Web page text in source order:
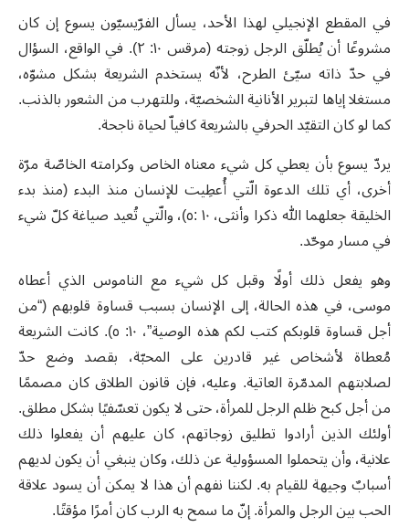
في المقطع الإنجيلي لهذا الأحد، يسأل الفرّيسيّون يسوع إن كان
مشروعًا أن يُطلّق الرجل زوجته (مرقس ١٠: ٢). في الواقع، السؤال
في حدّ ذاته سيّئ الطرح، لأنّه يستخدم الشريعة بشكل مشوّه،
مستغلا إياها لتبرير الأنانية الشخصيّة، وللتهرب من الشعور بالذنب.
كما لو كان التقيّد الحرفي بالشريعة كافياّ لحياة ناجحة.
يردّ يسوع بأن يعطي كل شيء معناه الخاص وكرامته الخاصّة مرّة
أخرى، أي تلك الدعوة الّتي أُعطِيت للإنسان منذ البدء (منذ بدء
الخليقة جعلهما الله ذكرا وأنثى، ١٠ :٥)، والّتي تُعيد صياغة كلّ شيء
في مسار موحّد.
وهو يفعل ذلك أولًا وقبل كل شيء مع الناموس الذي أعطاه
موسى، في هذه الحالة، إلى الإنسان بسبب قساوة قلوبهم (“من
أجل قساوة قلوبكم كتب لكم هذه الوصية”، ١٠: ٥). كانت الشريعة
مُعطاة لأشخاص غير قادرين على المحبّة، بقصد وضع حدّ
لصلابتهم المدمّرة العاتية. وعليه، فإن قانون الطلاق كان مصممًا
من أجل كبح ظلم الرجل للمرأة، حتى لا يكون تعسّفيًا بشكل مطلق.
أولئك الذين أرادوا تطليق زوجاتهم، كان عليهم أن يفعلوا ذلك
علانية، وأن يتحملوا المسؤولية عن ذلك، وكان ينبغي أن يكون لديهم
أسبابٌ وجيهة للقيام به. لكننا نفهم أن هذا لا يمكن أن يسود علاقة
الحب بين الرجل والمرأة. إنّ ما سمح به الرب كان أمرًا مؤقتًا.